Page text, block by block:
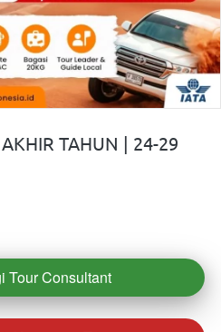
TAHUN | 24-29
Tour Consultant